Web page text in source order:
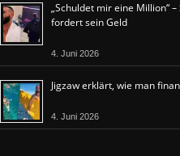
„Schuldet mir eine Million“
fordert sein Geld
4. Juni 2026
Jigzaw erklärt, wie man
4. Juni 2026